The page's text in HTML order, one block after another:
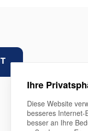
Ihre
Diese Website
besseres Internet-
besser an Ihre